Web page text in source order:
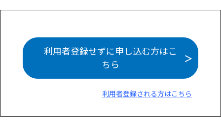
利用者登録せずに申し込む方はこ
ちら
利用者登録される方はこちら